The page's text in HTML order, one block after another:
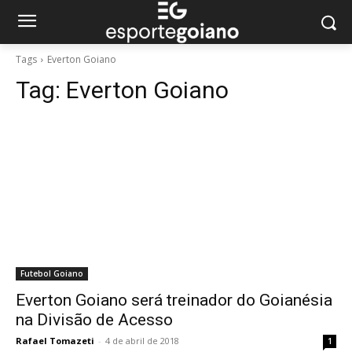
Tags Everton Goiano
Tag: Everton Goiano
Futebol Goiano
Everton Goiano será treinador do Goianésia
na Divisão de Acesso
Rafael Tomazeti - 4 de abril de 2018 1